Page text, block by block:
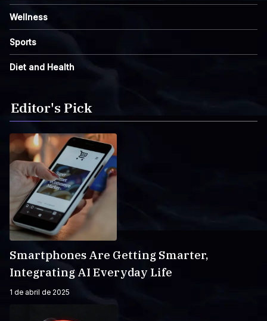
Wellness
Sports
Diet and Health
Editor's Pick
Smartphones Are Getting Smarter,
Integrating AI Everyday Life
1 de abril de 2025